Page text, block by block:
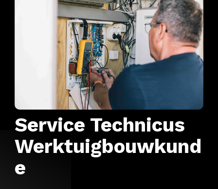
Service Technicus
Werktuigbouwkund
e